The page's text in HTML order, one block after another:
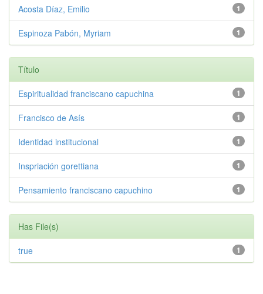
1
Acosta Díaz, Emilio
1
Espinoza Pabón, Myriam
Título
1
Espiritualidad franciscano capuchina
1
Francisco de Asís
1
Identidad institucional
1
Inspriación gorettiana
1
Pensamiento franciscano capuchino
Has File(s)
1
true